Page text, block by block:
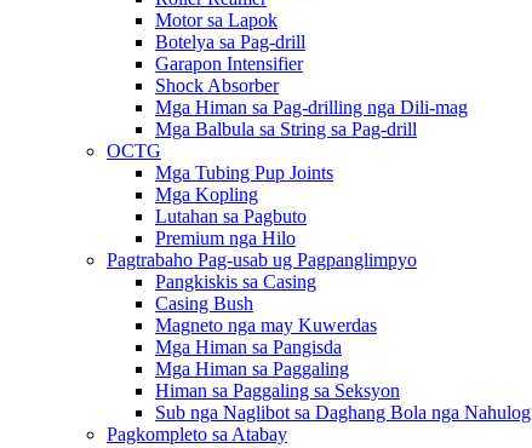
Motor sa Lapok
Botelya sa Pag-drill
Garapon Intensifier
Shock Absorber
Mga Himan sa Pag-drilling nga Dili-mag
Mga Balbula sa String sa Pag-drill
OCTG
Mga Tubing Pup Joints
Mga Kopling
Lutahan sa Pagbuto
Premium nga Hilo
Pagtrabaho Pag-usab ug Pagpanglimpyo
Pangkiskis sa Casing
Casing Bush
Magneto nga may Kuwerdas
Mga Himan sa Pangisda
Mga Himan sa Paggaling
Himan sa Paggaling sa Seksyon
Sub nga Naglibot sa Daghang Bola nga Nahulog
Pagkompleto sa Atabay